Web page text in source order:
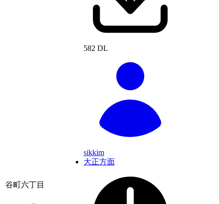
谷町六丁目
582 DL
sikkim
大正方面